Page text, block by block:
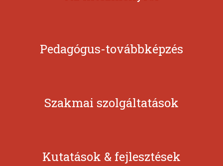
Pedagógus-továbbképzés
Szakmai szolgáltatások
Kutatások & fejlesztések